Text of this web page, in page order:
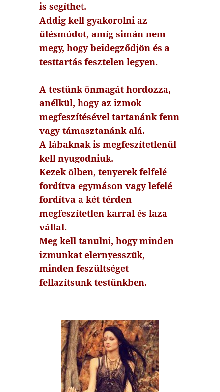
is segíthet.
Addig kell gyakorolni az
ülésmódot, amíg simán nem
megy, hogy beidegződjön és a
testtartás fesztelen legyen.
A testünk önmagát hordozza,
anélkül, hogy az izmok
megfeszítésével tartanánk fenn
vagy támasztanánk alá.
A lábaknak is megfeszítetlenül
kell nyugodniuk.
Kezek ölben, tenyerek felfelé
fordítva egymáson vagy lefelé
fordítva a két térden
megfeszítetlen karral és laza
vállal.
Meg kell tanulni, hogy minden
izmunkat elernyesszük,
minden feszültséget
fellazítsunk testünkben.